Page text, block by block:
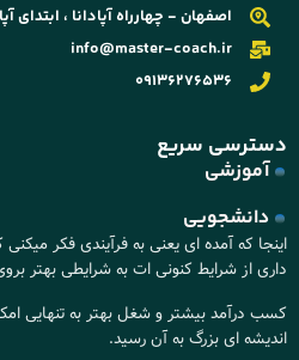
اصفهان - چهارراه آپادانا ، ابتدای
info@master-coach.ir
09136276536
دسترسی سریع
آموزشی
دانشجویی
اینجا که آمده ای یعنی به فرآیندی فکر
داری از شرایط کنونی ات به شرایطی بهتر
کسب درآمد بیشتر و شغل بهتر به تنهایی
اندیشه ای بزرگ به آن رسید.